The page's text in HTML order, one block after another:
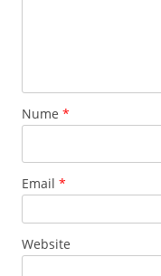
Nume *
Email *
Website